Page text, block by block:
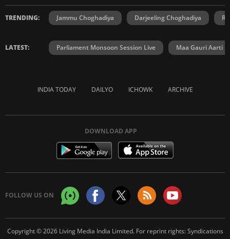
TRENDING: Jammu Choghadiya Darjeeling Choghadiya
LATEST: Parliament Monsoon Session Live Maa Gauri Aarti
INDIA TODAY DAILYO ICHOWK ARCHIVE
DOWNLOAD APP
FOLLOW US ON
Copyright © 2026 Living Media India Limited. For reprint rights:Syndications